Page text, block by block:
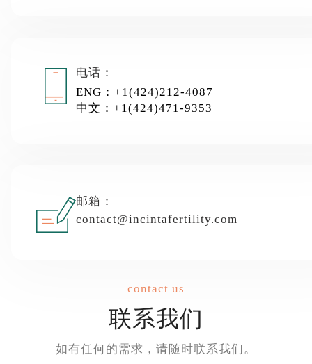
电话：
ENG：+1(424)212-4087
中文：+1(424)471-9353
邮箱：
contact@incintafertility.com
contact us
联系我们
如有任何的需求，请随时联系我们。